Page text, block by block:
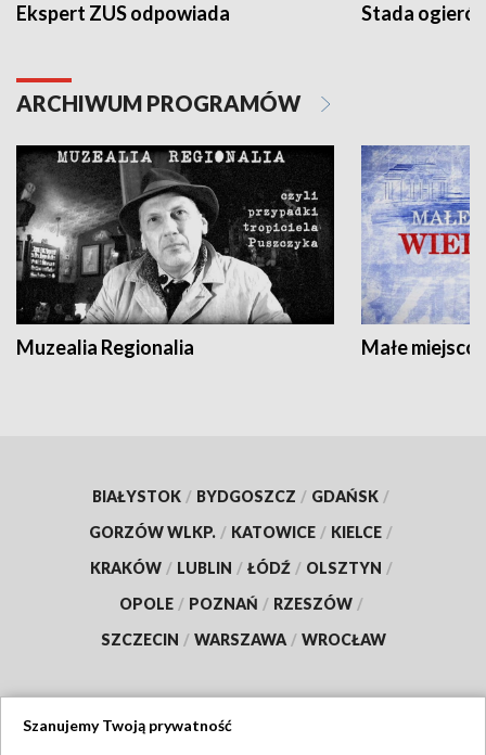
Ekspert ZUS odpowiada Stada
ARCHIWUM PROGRAMÓW
Muzealia Regionalia Małe
BIAŁYSTOK / BYDGOSZCZ / GDAŃSK /
GORZÓW WLKP. / KATOWICE / KIELCE /
KRAKÓW / LUBLIN / ŁÓDŹ / OLSZTYN /
OPOLE / POZNAŃ / RZESZÓW /
SZCZECIN / WARSZAWA / WROCŁAW
Szanujemy Twoją prywatność